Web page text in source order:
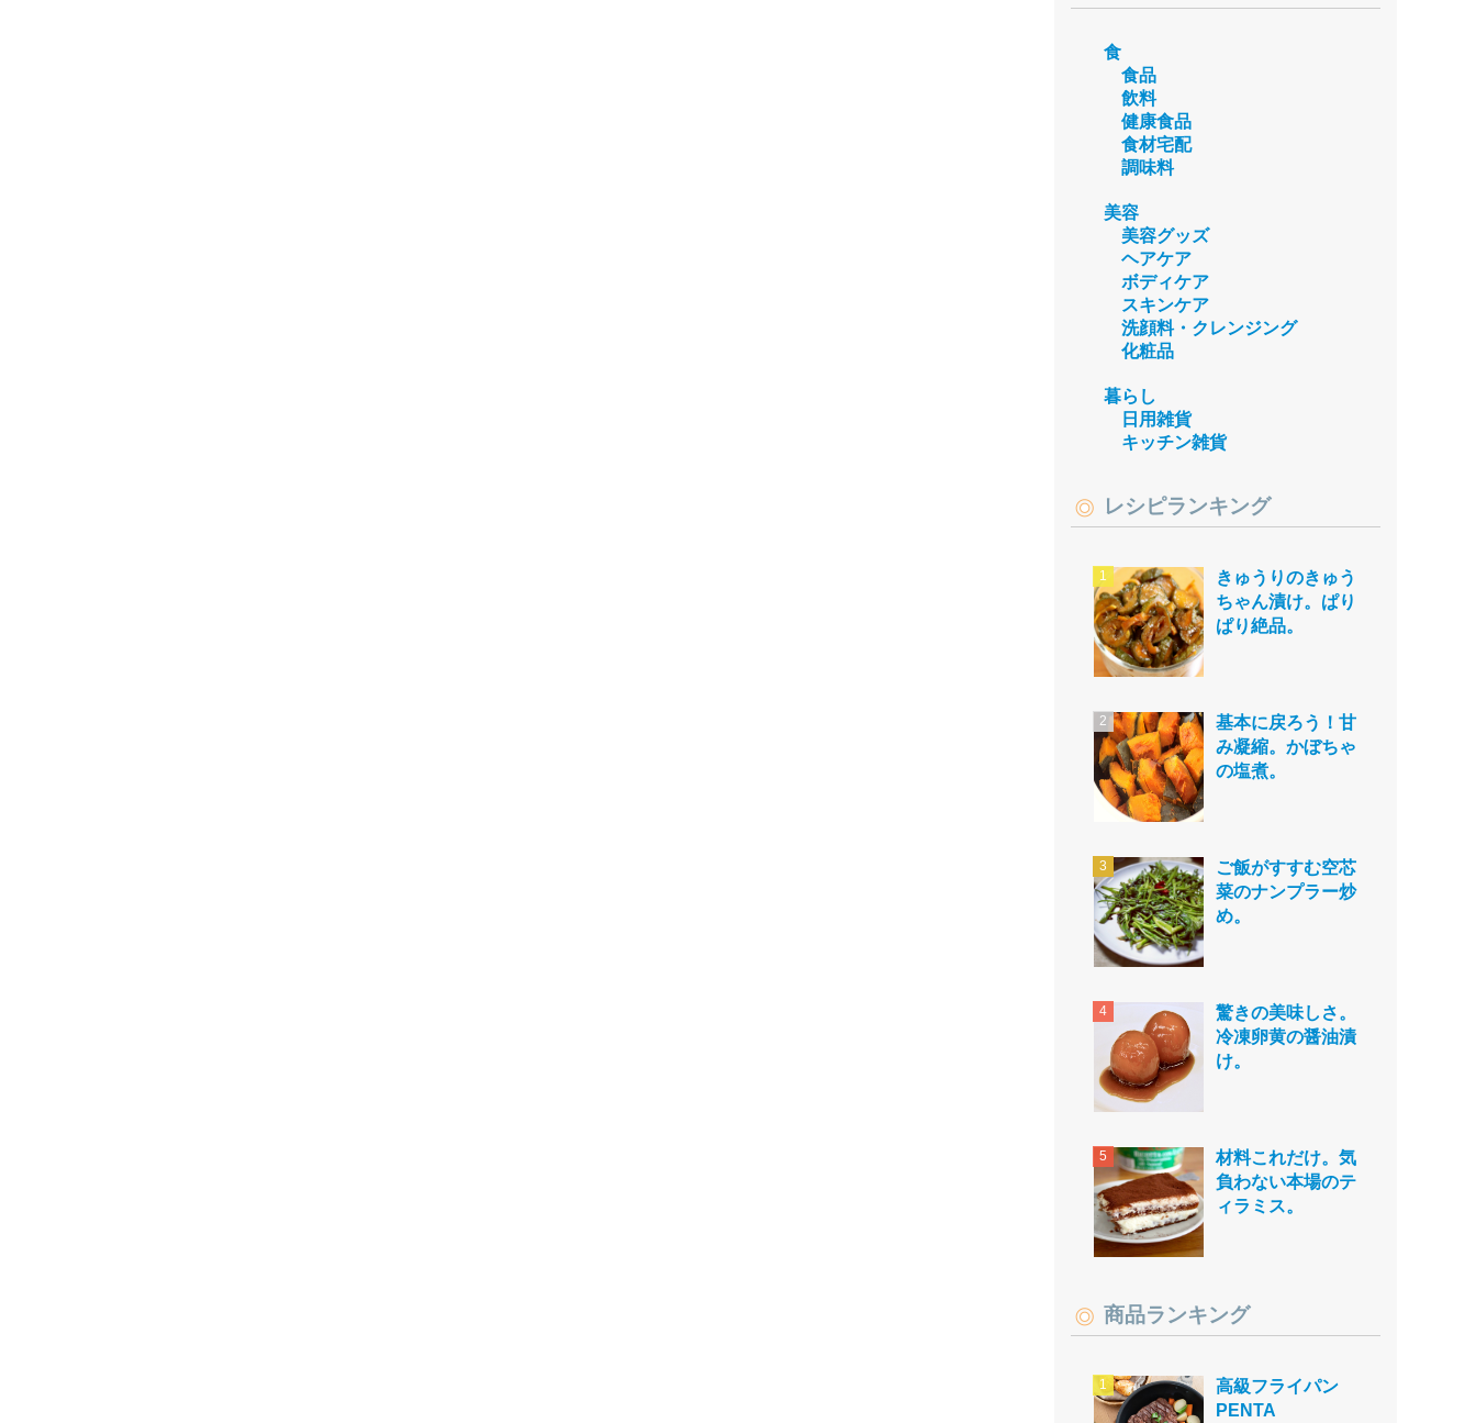
食
食品
飲料
健康食品
食材宅配
調味料
美容
美容グッズ
ヘアケア
ボディケア
スキンケア
洗顔料・クレンジング
化粧品
暮らし
日用雑貨
キッチン雑貨
レシピランキング
きゅうりのきゅう
ちゃん漬け。ぱり
ぱり絶品。
基本に戻ろう！甘
み凝縮。かぼちゃ
の塩煮。
ご飯がすすむ空芯
菜のナンプラー炒
め。
驚きの美味しさ。
冷凍卵黄の醤油漬
け。
材料これだけ。気
負わない本場のテ
ィラミス。
商品ランキング
高級フライパン
PENTA